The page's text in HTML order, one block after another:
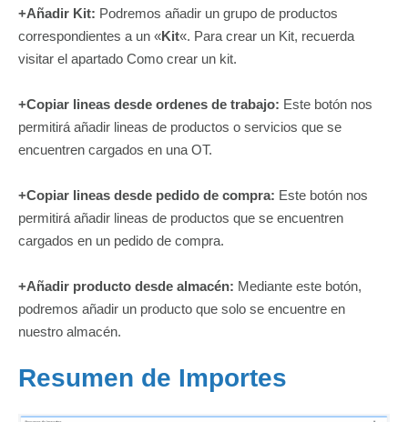
+Añadir Kit: Podremos añadir un grupo de productos
correspondientes a un «Kit«. Para crear un Kit, recuerda
visitar el apartado Como crear un kit.
+Copiar lineas desde ordenes de trabajo: Este botón nos
permitirá añadir lineas de productos o servicios que se
encuentren cargados en una OT.
+Copiar lineas desde pedido de compra: Este botón nos
permitirá añadir lineas de productos que se encuentren
cargados en un pedido de compra.
+Añadir producto desde almacén: Mediante este botón,
podremos añadir un producto que solo se encuentre en
nuestro almacén.
Resumen de Importes